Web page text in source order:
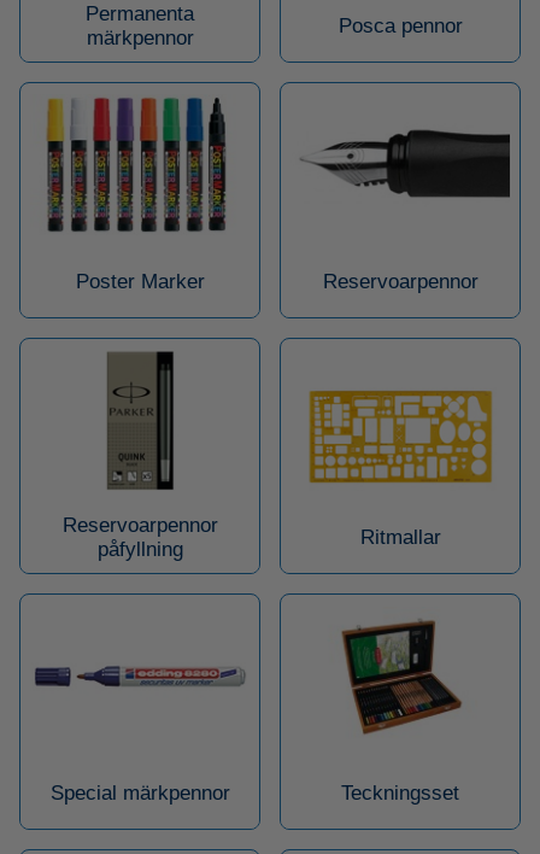
Permanenta
märkpennor
Posca pennor
Poster Marker Reservoarpennor
Reservoarpennor
påfyllning
Ritmallar
Special märkpennor Teckningsset